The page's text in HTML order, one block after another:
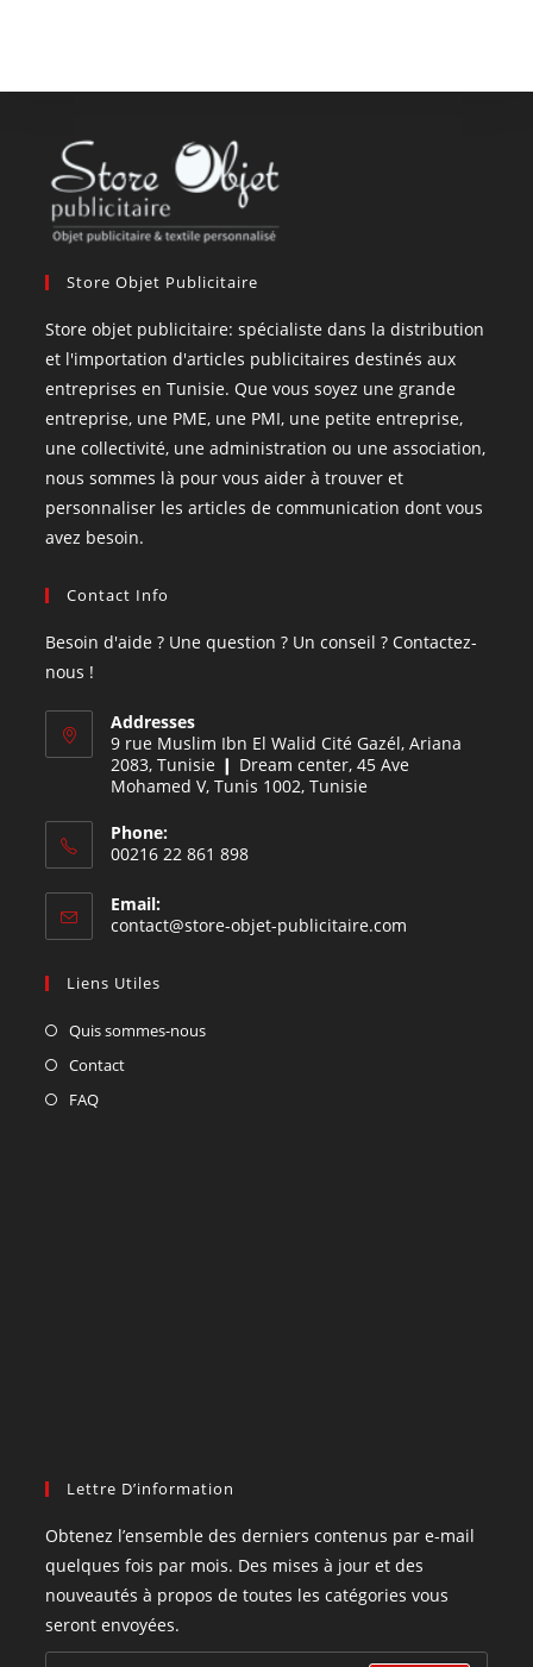
Store Objet Publicitaire
Store objet publicitaire: spécialiste dans la distribution
et l'importation d'articles publicitaires destinés aux
entreprises en Tunisie. Que vous soyez une grande
entreprise, une PME, une PMI, une petite entreprise,
une collectivité, une administration ou une association,
nous sommes là pour vous aider à trouver et
personnaliser les articles de communication dont vous
avez besoin.
Contact Info
Besoin d'aide ? Une question ? Un conseil ? Contactez-
nous !
Addresses
9 rue Muslim Ibn El Walid Cité Gazél, Ariana
2083, Tunisie ❙ Dream center, 45 Ave
Mohamed V, Tunis 1002, Tunisie
Phone:
00216 22 861 898
Email:
contact@store-objet-publicitaire.com
Liens Utiles
Quis sommes-nous
Contact
FAQ
Lettre D’information
Obtenez l’ensemble des derniers contenus par e-mail
quelques fois par mois. Des mises à jour et des
nouveautés à propos de toutes les catégories vous
seront envoyées.